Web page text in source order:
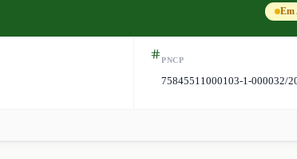
Em
PNCP
75845511000103-1-000032/